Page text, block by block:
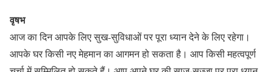
वृषभ
आज का दिन आपके लिए सुख-सुविधाओं पर पूरा ध्यान देने के लिए रहेगा।
आपके घर किसी नए मेहमान का आगमन हो सकता है। आप किसी महत्वपूर्ण